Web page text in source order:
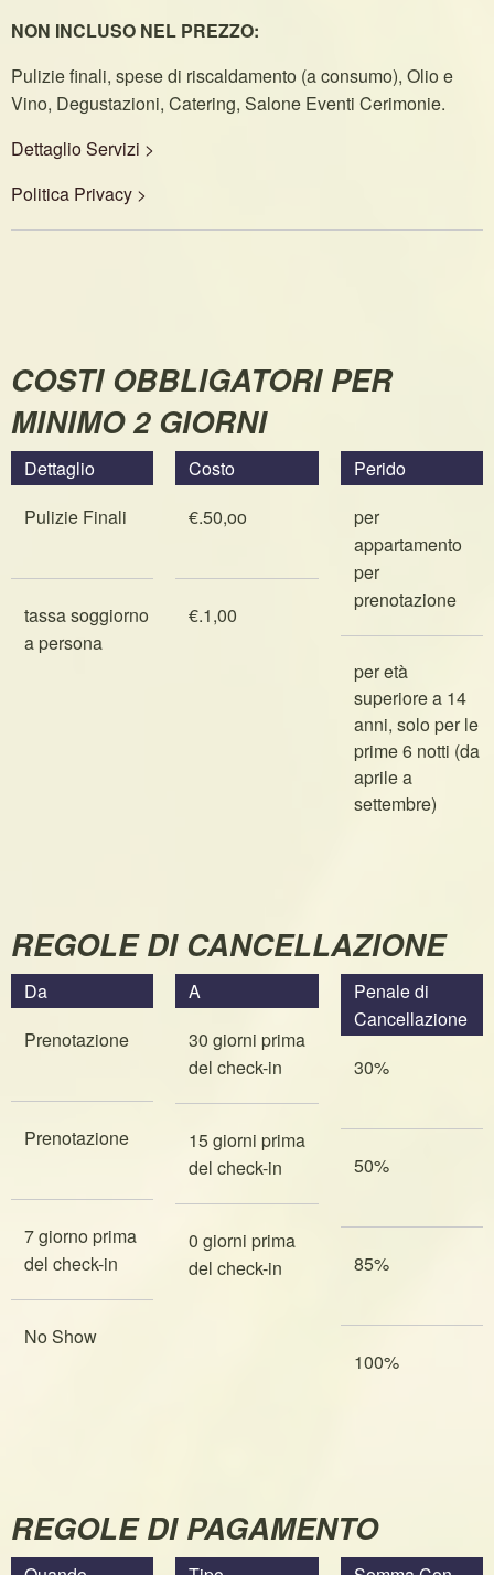
NON INCLUSO NEL PREZZO:
Pulizie finali, spese di riscaldamento (a consumo), Olio e
Vino, Degustazioni, Catering, Salone Eventi Cerimonie.
Dettaglio Servizi >
Politica Privacy >
COSTI OBBLIGATORI PER
MINIMO 2 GIORNI
Dettaglio
Pulizie Finali
tassa soggiorno
a persona
Costo
€.50,oo
€.1,00
Perido
per
appartamento
per
prenotazione
per età
superiore a 14
anni, solo per le
prime 6 notti (da
aprile a
settembre)
REGOLE DI CANCELLAZIONE
Da
Prenotazione
Prenotazione
7 giorno prima
del check-in
No Show
A
30 giorni prima
del check-in
15 giorni prima
del check-in
0 giorni prima
del check-in
Penale di
Cancellazione
30%
50%
85%
100%
REGOLE DI PAGAMENTO